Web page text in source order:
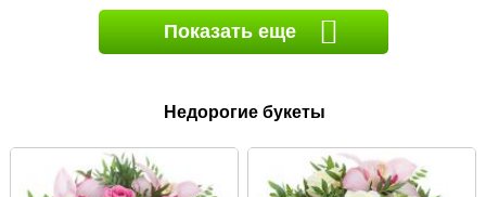
Показать еще
Недорогие букеты